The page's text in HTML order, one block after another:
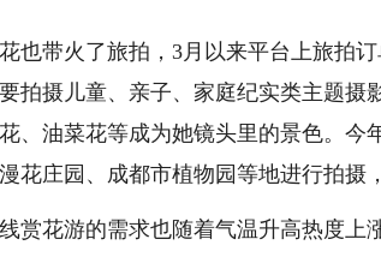
也带火了旅拍，3月以来平台上旅拍
拍摄儿童、亲子、家庭纪实类主题
、油菜花等成为她镜头里的景色。
花庄园、成都市植物园等地进行拍摄
赏花游的需求也随着气温升高热度上